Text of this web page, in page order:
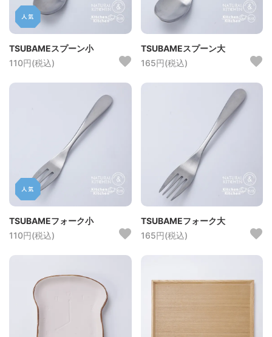
TSUBAMEスプーン小
110円(税込)
TSUBAMEスプーン大
165円(税込)
TSUBAMEフォーク小
110円(税込)
TSUBAMEフォーク大
165円(税込)